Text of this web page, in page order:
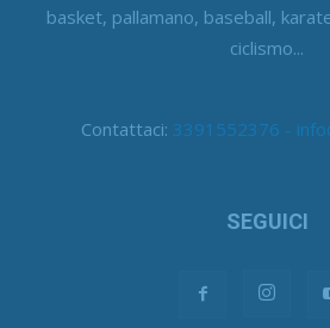
basket, pallamano, baseball,
ciclismo...
Contattaci: 3391552376 -
SEGUICI